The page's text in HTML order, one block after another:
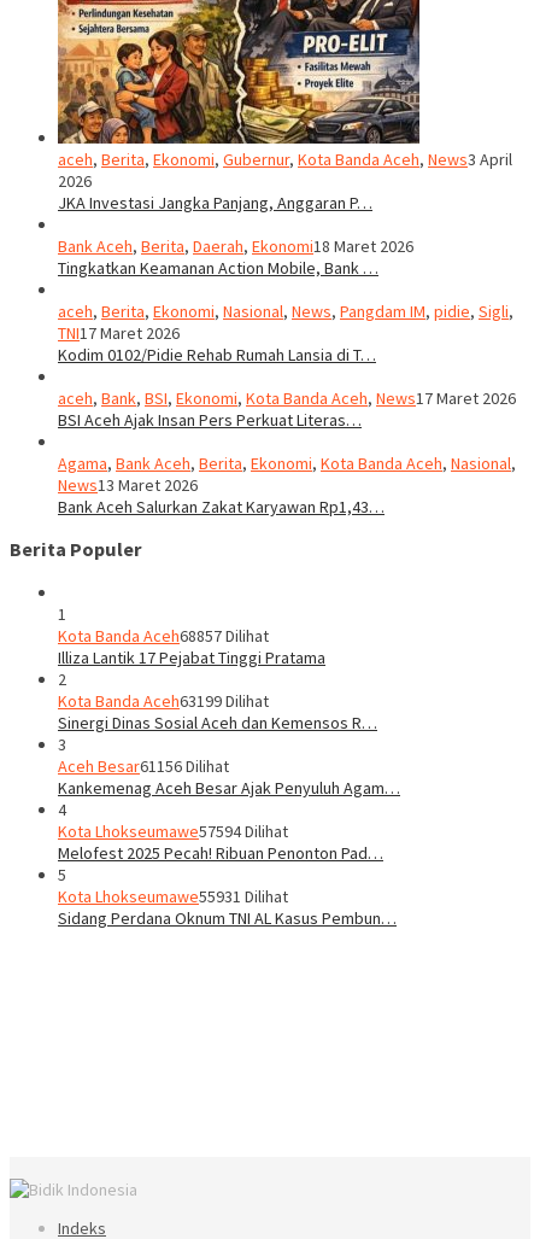
aceh, Berita, Ekonomi, Gubernur, Kota Banda Aceh, News3 April
2026
JKA Investasi Jangka Panjang, Anggaran P…
Bank Aceh, Berita, Daerah, Ekonomi18 Maret 2026
Tingkatkan Keamanan Action Mobile, Bank …
aceh, Berita, Ekonomi, Nasional, News, Pangdam IM, pidie, Sigli,
TNI17 Maret 2026
Kodim 0102/Pidie Rehab Rumah Lansia di T…
aceh, Bank, BSI, Ekonomi, Kota Banda Aceh, News17 Maret 2026
BSI Aceh Ajak Insan Pers Perkuat Literas…
Agama, Bank Aceh, Berita, Ekonomi, Kota Banda Aceh, Nasional,
News13 Maret 2026
Bank Aceh Salurkan Zakat Karyawan Rp1,43…
Berita Populer
1
Kota Banda Aceh68857 Dilihat
Illiza Lantik 17 Pejabat Tinggi Pratama
2
Kota Banda Aceh63199 Dilihat
Sinergi Dinas Sosial Aceh dan Kemensos R…
3
Aceh Besar61156 Dilihat
Kankemenag Aceh Besar Ajak Penyuluh Agam…
4
Kota Lhokseumawe57594 Dilihat
Melofest 2025 Pecah! Ribuan Penonton Pad…
5
Kota Lhokseumawe55931 Dilihat
Sidang Perdana Oknum TNI AL Kasus Pembun…
Indeks